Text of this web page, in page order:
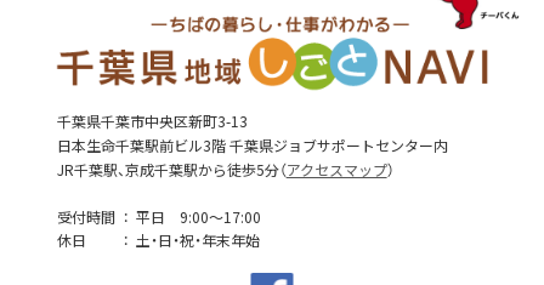
千葉県千葉市中央区新町3-13
日本生命千葉駅前ビル3階 千葉県ジョブサポートセンター内
JR千葉駅、京成千葉駅から徒歩5分（アクセスマップ）
受付時間
平日 9:00～17:00
休日
土・日・祝・年末年始